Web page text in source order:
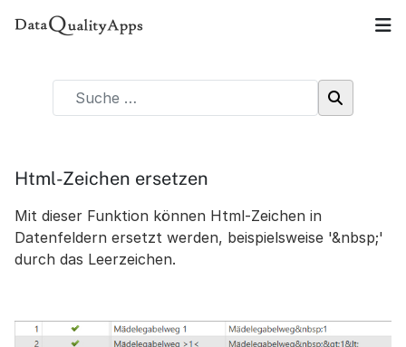
Html-Zeichen ersetzen
Mit dieser Funktion können Html-Zeichen in
Datenfeldern ersetzt werden, beispielsweise '&nbsp;'
durch das Leerzeichen.